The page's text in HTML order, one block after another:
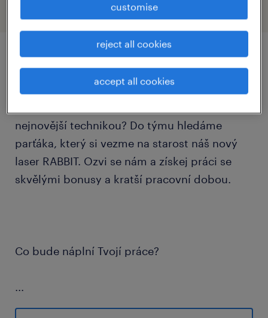
job details
nejnovější technikou? Do týmu hledáme
parťáka, který si vezme na starost náš nový
laser RABBIT. Ozvi se nám a získej práci se
skvělými bonusy a kratší pracovní dobou.
Co bude náplní Tvojí práce?
...
🛠️ obsluha a kompletní seřízení CNC
customise
reject all cookies
accept all cookies